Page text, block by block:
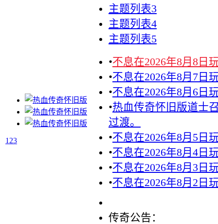
1 23
主题列表3
主题列表4
主题列表5
•不息在2026年8月8日
•不息在2026年8月7日
•不息在2026年8月6日
•热血传奇怀旧版道士
过渡。
•不息在2026年8月5日
•不息在2026年8月4日
•不息在2026年8月3日
•不息在2026年8月2日
传奇公告：